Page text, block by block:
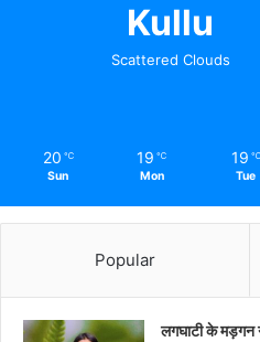
Kullu
Scattered Clouds
20 ℃
Sun
19 ℃
Mon
19 ℃
Tue
Popular
लगघाटी के मड़गन